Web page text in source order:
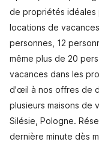
de propriétés idéales
locations de
personnes, 12
même plus de 20
vacances dans les
d'œil à nos offres de
plusieurs maisons de
Silésie, Pologne.
dernière minute dès